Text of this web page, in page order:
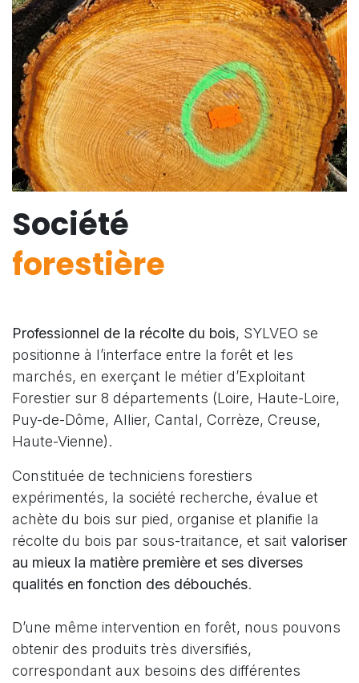
Société
forestière
Professionnel de la récolte du bois, SYLVEO se
positionne à l’interface entre la forêt et les
marchés, en exerçant le métier d’Exploitant
Forestier sur 8 départements (Loire, Haute-Loire,
Puy-de-Dôme, Allier, Cantal, Corrèze, Creuse,
Haute-Vienne).
Constituée de techniciens forestiers
expérimentés, la société recherche, évalue et
achète du bois sur pied, organise et planifie la
récolte du bois par sous-traitance, et sait valoriser
au mieux la matière première et ses diverses
qualités en fonction des débouchés.
D’une même intervention en forêt, nous pouvons
obtenir des produits très diversifiés,
correspondant aux besoins des différentes